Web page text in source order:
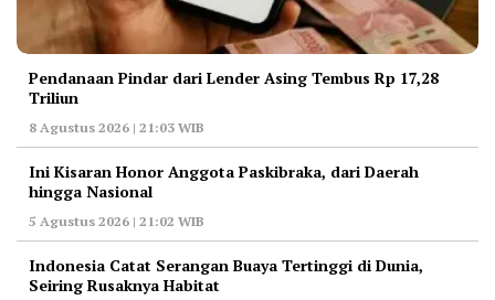
Pendanaan Pindar dari Lender Asing Tembus Rp 17,28
Triliun
8 Agustus 2026 | 21:03 WIB
Ini Kisaran Honor Anggota Paskibraka, dari Daerah
hingga Nasional
5 Agustus 2026 | 21:02 WIB
Indonesia Catat Serangan Buaya Tertinggi di Dunia,
Seiring Rusaknya Habitat